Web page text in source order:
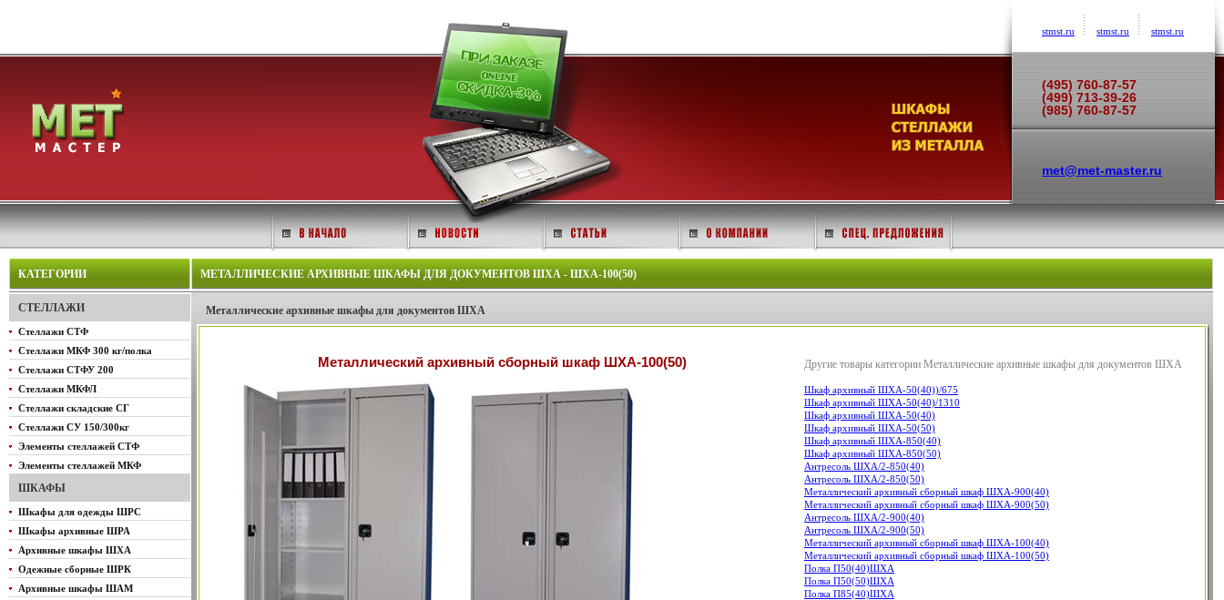
stmst.ru stmst.ru stmst.ru
(495) 760-87-57
(499) 713-39-26
(985) 760-87-57
met@met-master.ru
КАТЕГОРИИ
СТЕЛЛАЖИ
Стеллажи СТФ
Стеллажи МКФ 300 кг/полка
Стеллажи СТФУ 200
Стеллажи МКФЛ
Стеллажи складские СГ
Стеллажи СУ 150/300кг
Элементы стеллажей СТФ
Элементы стеллажей МКФ
ШКАФЫ
Шкафы для одежды ШРС
Шкафы архивные ШРА
Архивные шкафы ШХА
Одежные сборные ШРК
Архивные шкафы ШАМ
МЕТАЛЛИЧЕСКИЕ АРХИВНЫЕ ШКАФЫ ДЛЯ ДОКУМЕНТОВ ШХА - ШХА-100(50)
Металлические архивные шкафы для документов ШХА
Металлический архивный сборный шкаф ШХА-100(50) Другие товары категории Металлические архивные шкафы для документов ШХА
Шкаф архивный ШХА-50(40))/675
Шкаф архивный ШХА-50(40)/1310
Шкаф архивный ШХА-50(40)
Шкаф архивный ШХА-50(50)
Шкаф архивный ШХА-850(40)
Шкаф архивный ШХА-850(50)
Антресоль ШХА/2-850(40)
Антресоль ШХА/2-850(50)
Металлический архивный сборный шкаф ШХА-900(40)
Металлический архивный сборный шкаф ШХА-900(50)
Антресоль ШХА/2-900(40)
Антресоль ШХА/2-900(50)
Металлический архивный сборный шкаф ШХА-100(40)
Металлический архивный сборный шкаф ШХА-100(50)
Полка П50(40)ШХА
Полка П50(50)ШХА
Полка П85(40)ШХА